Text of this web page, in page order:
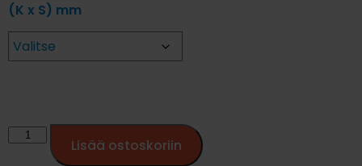
(K x S) mm
Lisää ostoskoriin